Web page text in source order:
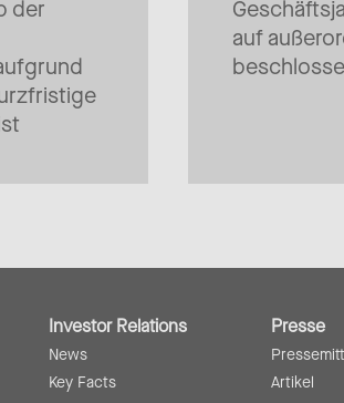
der
auf
Investor Relations
News
Key Facts
Presse
Artikel